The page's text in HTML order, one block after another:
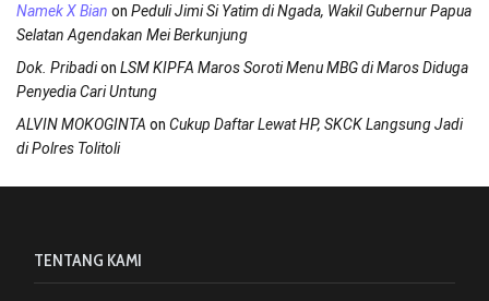
Namek X Bian on Peduli Jimi Si Yatim di Ngada, Wakil Gubernur Papua
Selatan Agendakan Mei Berkunjung
Dok. Pribadion LSM KIPFA Maros Soroti Menu MBG di Maros Diduga
Penyedia Cari Untung
ALVIN MOKOGINTA on Cukup Daftar Lewat HP, SKCK Langsung Jadi
di Polres Tolitoli
TENTANG KAMI